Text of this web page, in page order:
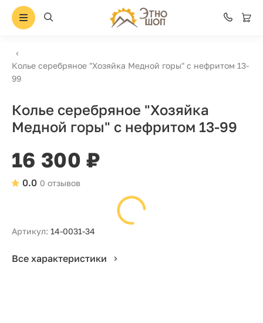
Колье серебряное "Хозяйка Медной горы" с нефритом 13-
99
Колье серебряное "Хозяйка
Медной горы" с нефритом 13-99
16 300 ₽
0 отзывов
0.0
Артикул: 14-0031-34
Все характеристики